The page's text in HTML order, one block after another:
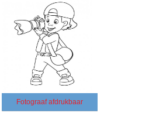
Fotograaf afdrukbaar